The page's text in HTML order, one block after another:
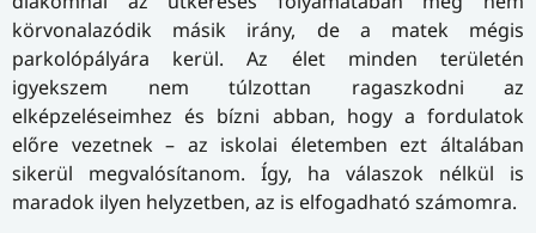
körvonalazódik másik irány, de a matek mégis
parkolópályára kerül. Az élet minden területén
igyekszem nem túlzottan ragaszkodni az
elképzeléseimhez és bízni abban, hogy a fordulatok
előre vezetnek – az iskolai életemben ezt általában
sikerül megvalósítanom. Így, ha válaszok nélkül is
maradok ilyen helyzetben, az is elfogadható számomra.